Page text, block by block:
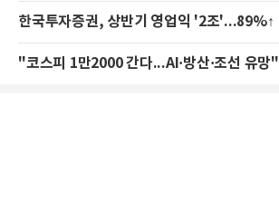
한국투자증권, 상반기 영업익 '2조'...89%↑
"코스피 1만2000 간다...AI·방산·조선 유망"